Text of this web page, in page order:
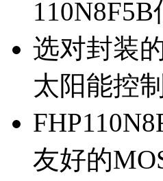
选对封装
太阳能控
友好的